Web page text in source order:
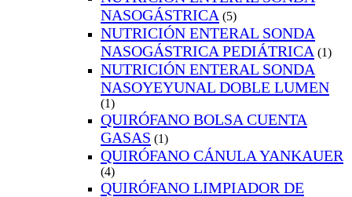
NASOGÁSTRICA (5)
NUTRICIÓN ENTERAL SONDA
NASOGÁSTRICA PEDIÁTRICA (1)
NUTRICIÓN ENTERAL SONDA
NASOYEYUNAL DOBLE LUMEN
(1)
QUIRÓFANO BOLSA CUENTA
GASAS (1)
QUIRÓFANO CÁNULA YANKAUER
(4)
QUIRÓFANO LIMPIADOR DE